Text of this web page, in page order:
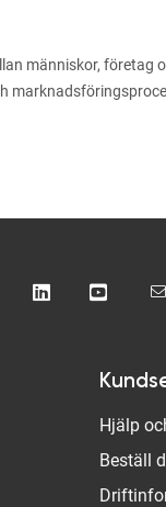
människor, företag
Hjälp
Beställ